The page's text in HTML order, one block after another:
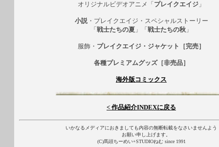
オリジナルビデオアニメ「 プレイクエイジ 」
小説・プレイクエイジ・スペシャルストーリー
「 戦士たちの夏 」「 戦士たちの秋 」
服飾・ プレイクエイジ・ジャケット［完売］
各種プレミアムグッズ［非売品］
海外版コミックス
< 作品紹介INDEXに戻る
いかなるメディアにおきましても内容の無断転載をなさいませんよう
お願い申し上げます。
(C)馬頭ちーめい+STUDIOねむ since 1991